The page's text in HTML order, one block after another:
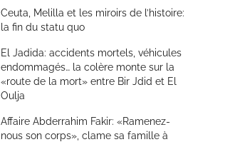
Ceuta, Melilla et les miroirs de l’histoire:
la fin du statu quo
El Jadida: accidents mortels, véhicules
endommagés… la colère monte sur la
«route de la mort» entre Bir Jdid et El
Oulja
Affaire Abderrahim Fakir: «Ramenez-
nous son corps», clame sa famille à